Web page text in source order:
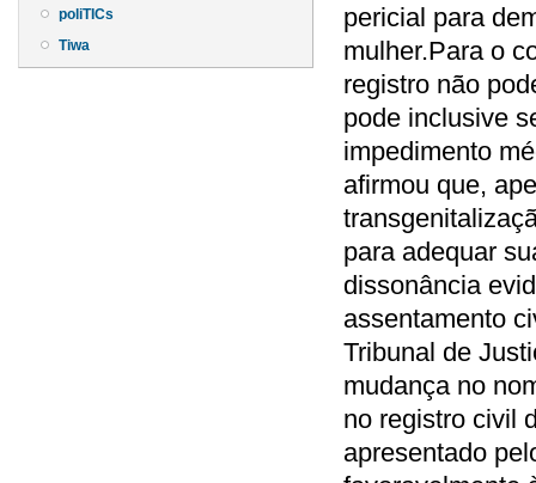
poliTICs
Tiwa
pericial para
mulher.Para o
registro não
pode inclusive
impedimento
afirmou que,
para adequar
dissonância
assentamento
Tribunal de
mudança no
no registro civil
apresentado